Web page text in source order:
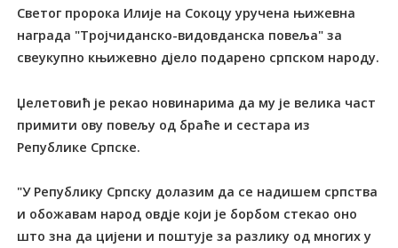
Светог пророка Илије на Сокоцу уручена њижевна
награда "Тројчиданско-видовданска повеља" за
свеукупно књижевно дјело подарено српском народу.
Џелетовић је рекао новинарима да му је велика част
примити ову повељу од браће и сестара из
Републике Српске.
"У Републику Српску долазим да се надишем српства
и обожавам народ овдје који је борбом стекао оно
што зна да цијени и поштује за разлику од многих у